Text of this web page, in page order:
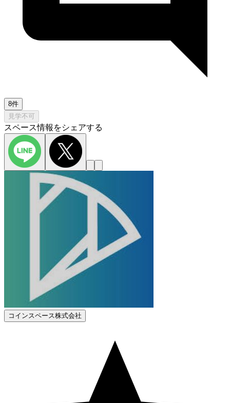
8件
見学不可
スペース情報をシェアする
コインスペース株式会社